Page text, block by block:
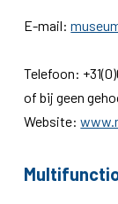
E-mail:
Telefoon:
of bij geen
Website: